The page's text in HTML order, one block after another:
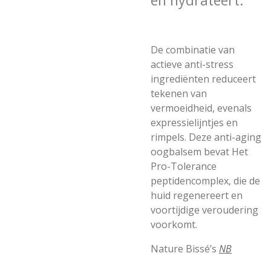
De combinatie van
actieve anti-stress
ingrediënten reduceert
tekenen van
vermoeidheid, evenals
expressielijntjes en
rimpels. Deze anti-aging
oogbalsem bevat Het
Pro-Tolerance
peptidencomplex, die de
huid regenereert en
voortijdige veroudering
voorkomt.
Nature Bissé’s NB